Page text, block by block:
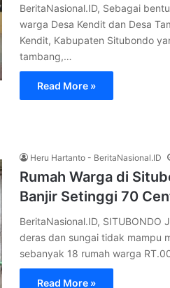
BeritaNasional.ID, Sebagai
warga Desa Kendit dan Desa
Kendit, Kabupaten Situbondo
tambang,…
Read More »
Heru Hartanto - BeritaNasional.ID
Rumah Warga di
Banjir Setinggi 70
BeritaNasional.ID, SITUBONDO
deras dan sungai tidak mampu
sebanyak 18 rumah warga
Read More »